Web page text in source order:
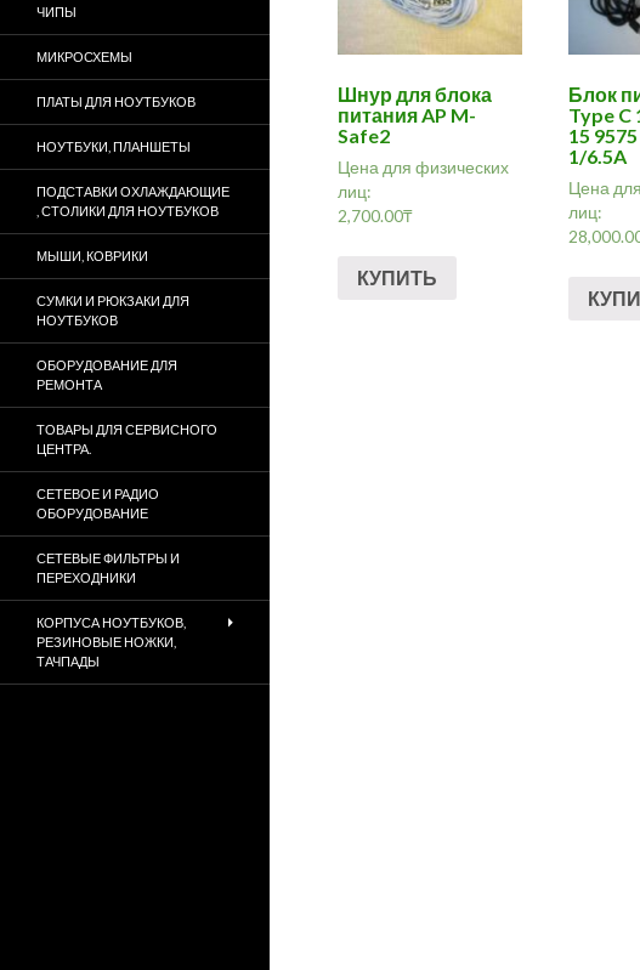
Шнур для блока
питания AP M-
Safe2
Цена для физических
лиц:
2,700.00₸
КУПИТЬ
Блок
Type C
15
1/6.5A
Цена
лиц:
ЧИПЫ
МИКРОСХЕМЫ
ПЛАТЫ ДЛЯ НОУТБУКОВ
НОУТБУКИ, ПЛАНШЕТЫ
ПОДСТАВКИ ОХЛАЖДАЮЩИЕ
, СТОЛИКИ ДЛЯ НОУТБУКОВ
МЫШИ, КОВРИКИ
СУМКИ И РЮКЗАКИ ДЛЯ
НОУТБУКОВ
ОБОРУДОВАНИЕ ДЛЯ
РЕМОНТА
ТОВАРЫ ДЛЯ СЕРВИСНОГО
ЦЕНТРА.
СЕТЕВОЕ И РАДИО
ОБОРУДОВАНИЕ
СЕТЕВЫЕ ФИЛЬТРЫ И
ПЕРЕХОДНИКИ
КОРПУСА НОУТБУКОВ,
РЕЗИНОВЫЕ НОЖКИ,
ТАЧПАДЫ